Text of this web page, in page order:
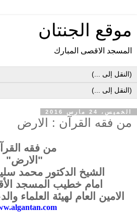
موقع الجنتان
المسجد الاقصى المبارك
الخميس، 24 مارس 2016
من فقه القرآن : الارض
من فقه
"الارض"
الشيخ الدكتور محمد
امام خطيب المسجد
الامين العام لهيئة العلماء